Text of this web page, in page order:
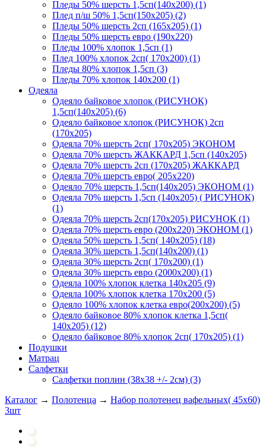
Пледы 50% шерсть 1,5сп(140х200) (1)
Плед п/ш 50% 1,5сп(150х205) (2)
Пледы 50% шерсть 2сп (165х205) (1)
Пледы 50% шерсть евро (190х220)
Пледы 100% хлопок 1,5сп (1)
Плед 100% хлопок 2сп( 170х200) (1)
Пледы 80% хлопок 1,5сп (3)
Пледы 70% хлопок 140х200 (1)
Одеяла
Одеяло байковое хлопок (РИСУНОК)
1,5сп(140х205) (6)
Одеяло байковое хлопок (РИСУНОК) 2сп
(170х205)
Одеяла 70% шерсть 2сп( 170х205) ЭКОНОМ
Одеяла 70% шерсть ЖАККАРД 1,5сп (140х205)
Одеяла 70% шерсть 2сп (170х205) ЖАККАРД
Одеяла 70% шерсть евро( 205х220)
Одеяло 70% шерсть 1,5сп(140х205) ЭКОНОМ (1)
Одеяла 70% шерсть 1,5сп (140х205) ( РИСУНОК)
(1)
Одеяла 70% шерсть 2сп(170х205) РИСУНОК (1)
Одеяла 70% шерсть евро (200х220) ЭКОНОМ (1)
Одеяла 50% шерсть 1,5сп( 140х205) (18)
Одеяла 30% шерсть 1,5сп(140х200) (1)
Одеяла 30% шерсть 2сп( 170х200) (1)
Одеяла 30% шерсть евро (2000х200) (1)
Одеяла 100% хлопок клетка 140х205 (9)
Одеяла 100% хлопок клетка 170х200 (5)
Одеяло 100% хлопок клетка евро(200х200) (5)
Одеяло байковое 80% хлопок клетка 1,5сп(
140х205) (12)
Одеяло байковое 80% хлопок 2сп( 170х205) (1)
Подушки
Матрац
Салфетки
Салфетки поплин (38х38 +/- 2см) (3)
Каталог → Полотенца → Набор полотенец вафельных( 45х60)
3шт